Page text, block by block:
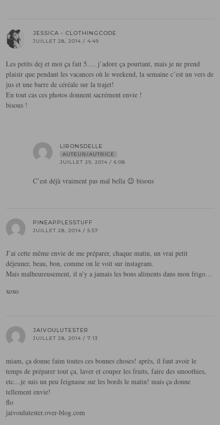
JESSICA - CLOTHINGCODE
JUILLET 28, 2014 / 4:49
Les petits dej et moi ça fait 5…. j’adore ça pourtant, mais je ne prend
plaisir que pendant les vacances où le weekend, la semaine c’est un vers de
jus et une barre de céréale sur la trajet!
En tout cas ces photos donnent sacrément envie !
bisous !
LIRONSDELLE
AUTEUR/AUTRICE
JUILLET 29, 2014 / 6:08
C’est déjà vraiment pas mal bella 😉 bisous
PINEAPPLESSTUFF
JUILLET 28, 2014 / 5:57
J’ai cette même envie de me préparer, chaque matin, un vrai petit
déjeuner, beau, bon, comme on le voit sur instagram.
Mais malheureusement, il n’y a jamais les bons aliments dans mon frigo…
xoxo
JAIVOULUTESTER
JUILLET 28, 2014 / 7:13
miam, ça donne faim toutes ces bonnes choses! après, il faut avoir le
temps de préparer tout ça, laver et couper les fruits, faire des smoothies,
etc…je suis un peu feignasse sur les bords le matin! mais ça donne
tellement envie!
flo
jaivoulutester.over-blog.com